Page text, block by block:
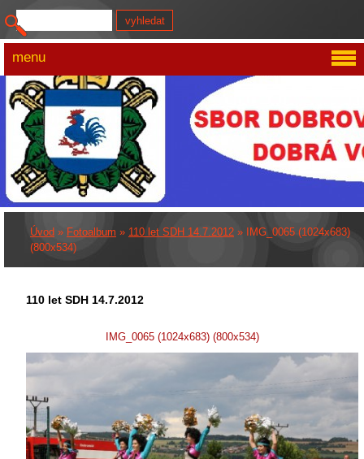
Úvod » Fotoalbum » 110 let SDH 14.7.2012 »
IMG_0065 (1024x683)
(800x534)
110 let SDH 14.7.2012
IMG_0065 (1024x683) (800x534)
menu